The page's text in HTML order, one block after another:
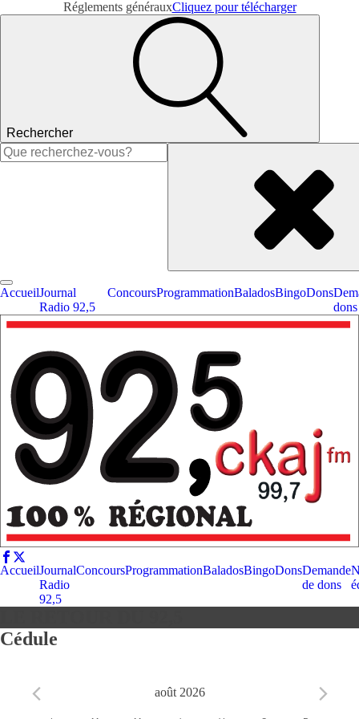
Réglements générauxCliquez pour télécharger
Rechercher
Rechercher :
AccueilJournal
Radio 92,5
ConcoursProgrammationBaladosBingoDons
dons
AccueilJournal
Radio
92,5
ConcoursProgrammationBaladosBingoDonsDemande
de dons
Cédule
août 2026